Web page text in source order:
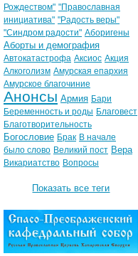
Рождеством" "Православная
инициатива" "Радость веры"
"Синдром радости" Аборигены
Аборты и демография
Автокатастрофа Аксиос Акция
Алкоголизм Амурская епархия
Амурское благочиние
Анонсы Армия Бари
Беременность и роды Благовест
Благотворительность
Богословие Брак В начале
было слово Великий пост Вера
Викариатство Вопросы
Показать все теги